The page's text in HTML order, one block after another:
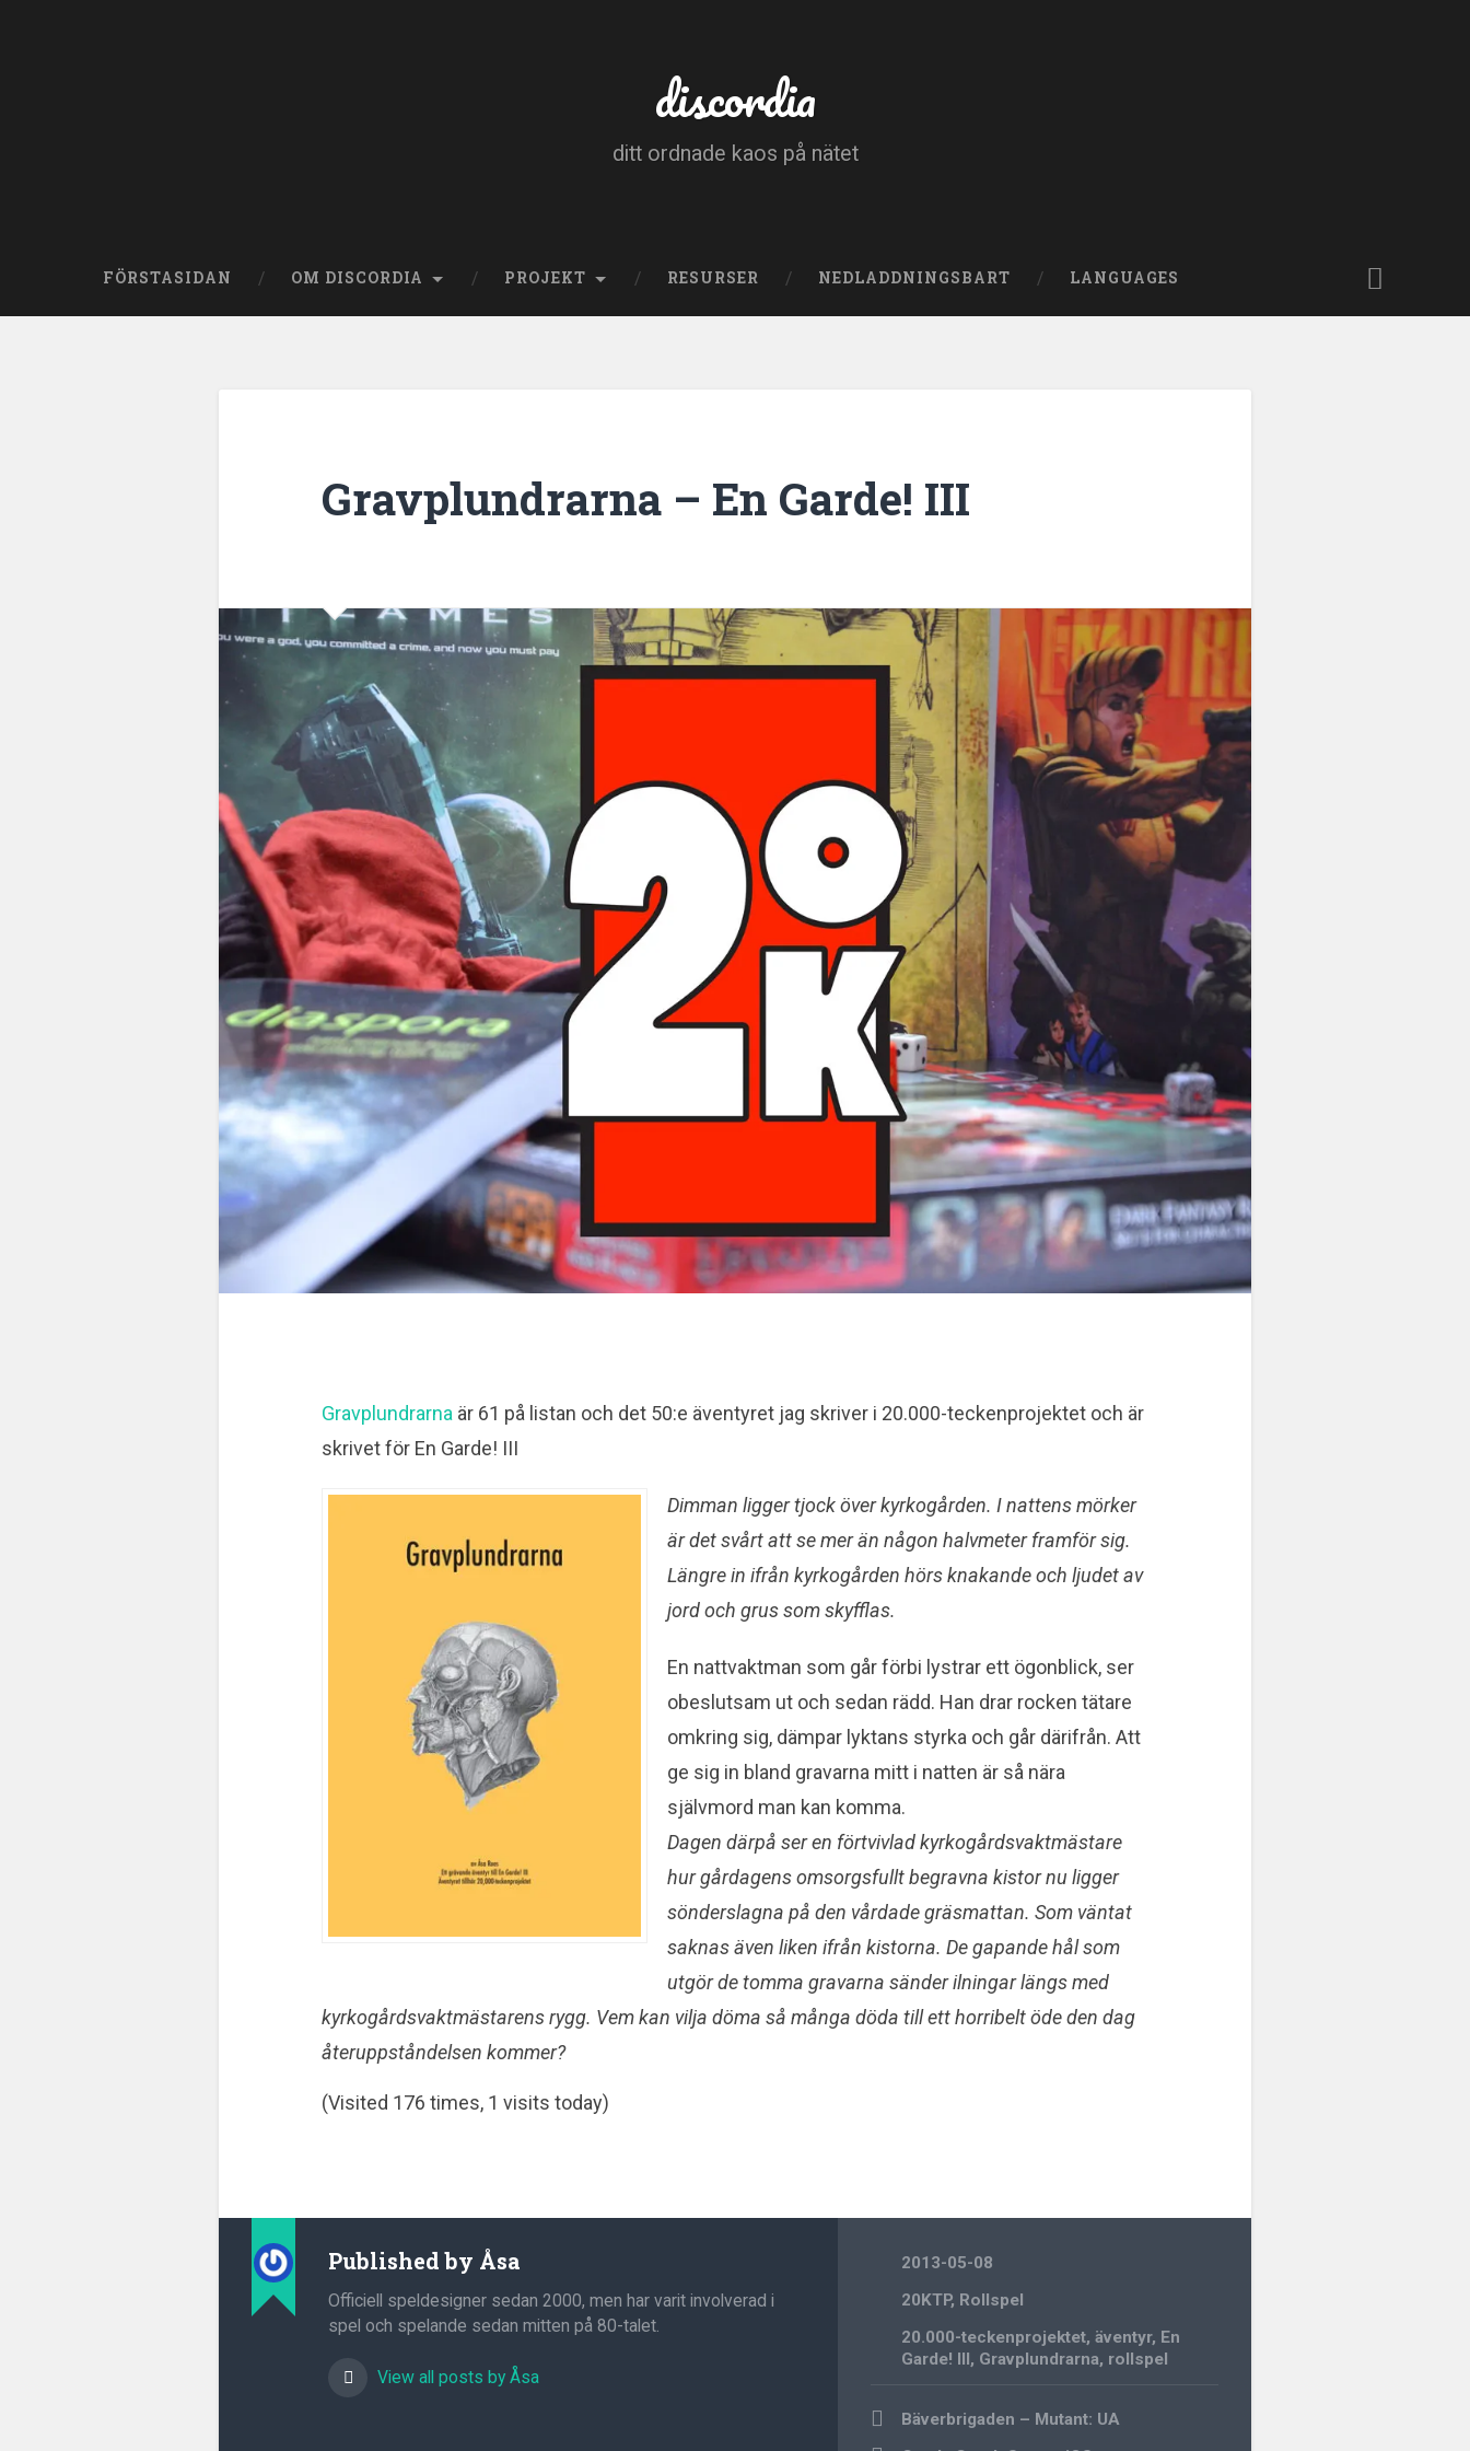
discordia
ditt ordnade kaos på nätet
FÖRSTASIDAN OM DISCORDIA PROJEKT RESURSER NEDLADDNINGSBART LANGUAGES
Gravplundrarna – En Garde! III
Gravplundrarna är 61 på listan och det 50:e äventyret jag skriver i 20.000-teckenprojektet och är
skrivet för En Garde! III
Dimman ligger tjock över kyrkogården. I nattens mörker
är det svårt att se mer än någon halvmeter framför sig.
Längre in ifrån kyrkogården hörs knakande och ljudet av
jord och grus som skyfflas.
En nattvaktman som går förbi lystrar ett ögonblick, ser
obeslutsam ut och sedan rädd. Han drar rocken tätare
omkring sig, dämpar lyktans styrka och går därifrån. Att
ge sig in bland gravarna mitt i natten är så nära
självmord man kan komma.
Dagen därpå ser en förtvivlad kyrkogårdsvaktmästare
hur gårdagens omsorgsfullt begravna kistor nu ligger
sönderslagna på den vårdade gräsmattan. Som väntat
saknas även liken ifrån kistorna. De gapande hål som
utgör de tomma gravarna sänder ilningar längs med
kyrkogårdsvaktmästarens rygg. Vem kan vilja döma så många döda till ett horribelt öde den dag
återuppståndelsen kommer?
(Visited 176 times, 1 visits today)
Published by Åsa
Officiell speldesigner sedan 2000, men har varit involverad i
spel och spelande sedan mitten på 80-talet.
View all posts by Åsa
2013-05-08
20KTP, Rollspel
20.000-teckenprojektet,äventyr, En
Garde! III, Gravplundrarna, rollspel
PostBäverbrigaden – Mutant: UA